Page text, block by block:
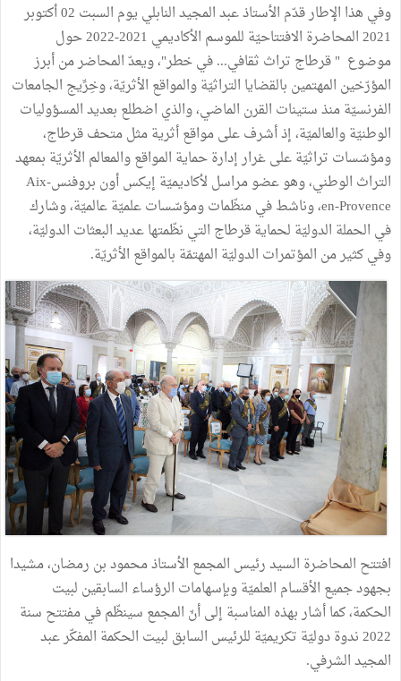
وفي هذا الإطار قدّم الأستاذ عبد المجيد النابلي يوم السبت 02 أكتوبر
2021 المحاضرة الافتتاحيّة للموسم الأكاديمي 2021-2022 حول
موضوع " قرطاج تراث ثقافي... في خطر"، ويعدّ المحاضر من أبرز
المؤرّخين المهتمين بالقضايا التراثيّة والمواقع الأثريّة، وخِرِّيج الجامعات
الفرنسيّة منذ ستينات القرن الماضي، والذي اضطلع بعديد المسؤوليات
الوطنيّة والعالميّة، إذ أشرف على مواقع أثرية مثل متحف قرطاج،
ومؤسّسات تراثيّة على غرار إدارة حماية المواقع والمعالم الأثريّة بمعهد
التراث الوطني، وهو عضو مراسل لأكاديميّة إيكس أون بروفنسAix-
en-Provence، وناشط في منظّمات ومؤسّسات علميّة عالميّة، وشارك
في الحملة الدوليّة لحماية قرطاج التي نظّمتها عديد البعثات الدوليّة،
وفي كثير من المؤتمرات الدوليّة المهتمّة بالمواقع الأثريّة.
افتتح المحاضرة السيد رئيس المجمع الأستاذ محمود بن رمضان، مشيدا
بجهود جميع الأقسام العلميّة وبإسهامات الرؤساء السابقين لبيت
الحكمة، كما أشار بهذه المناسبة إلى أنّ المجمع سينظّم في مفتتح سنة
2022 ندوة دوليّة تكريميّة للرئيس السابق لبيت الحكمة المفكّر عبد
المجيد الشرفي.